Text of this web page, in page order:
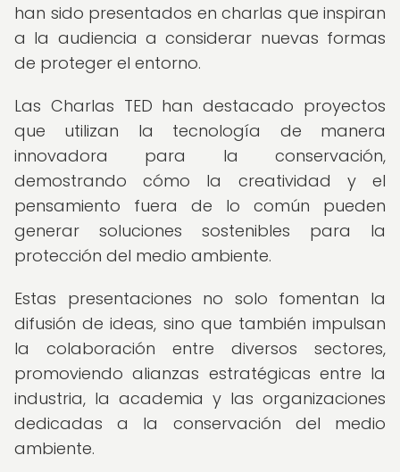
han sido presentados en charlas que inspiran
a la audiencia a considerar nuevas formas
de proteger el entorno.
Las Charlas TED han destacado proyectos
que utilizan la tecnología de manera
innovadora para la conservación,
demostrando cómo la creatividad y el
pensamiento fuera de lo común pueden
generar soluciones sostenibles para la
protección del medio ambiente.
Estas presentaciones no solo fomentan la
difusión de ideas, sino que también impulsan
la colaboración entre diversos sectores,
promoviendo alianzas estratégicas entre la
industria, la academia y las organizaciones
dedicadas a la conservación del medio
ambiente.